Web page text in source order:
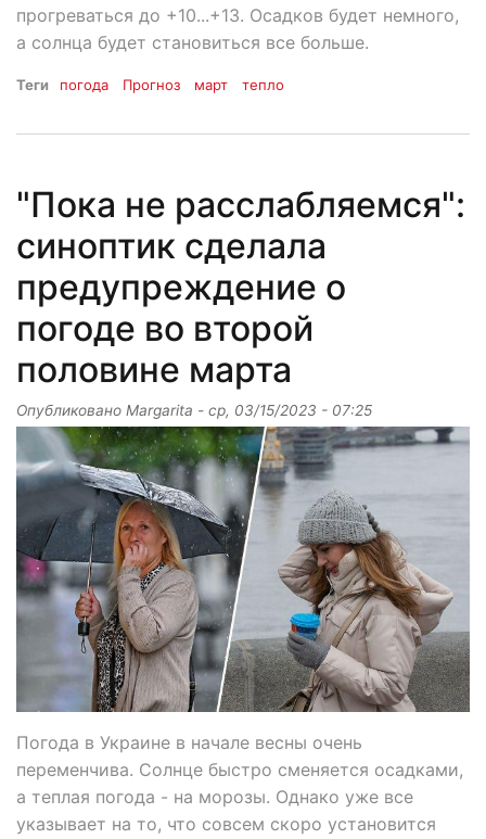
прогреваться до +10...+13. Осадков будет немного,
а солнца будет становиться все больше.
Теги погода Прогноз март тепло
"Пока не расслабляемся":
синоптик сделала
предупреждение о
погоде во второй
половине марта
Опубликовано Margarita - ср, 03/15/2023 - 07:25
Погода в Украине в начале весны очень
переменчива. Солнце быстро сменяется осадками,
а теплая погода - на морозы. Однако уже все
указывает на то, что совсем скоро установится